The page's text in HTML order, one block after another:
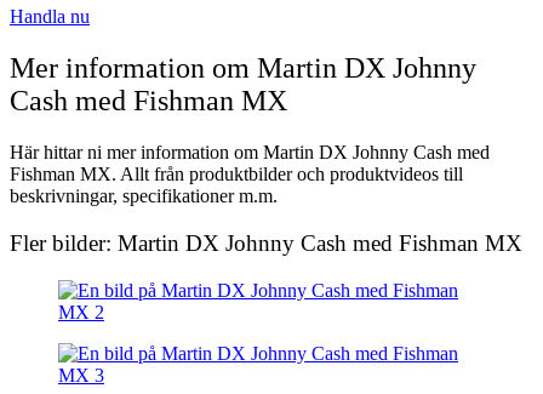
Handla nu
Mer information om Martin DX Johnny
Cash med Fishman MX
Här hittar ni mer information om Martin DX Johnny Cash med
Fishman MX. Allt från produktbilder och produktvideos till
beskrivningar, specifikationer m.m.
Fler bilder: Martin DX Johnny Cash med Fishman MX